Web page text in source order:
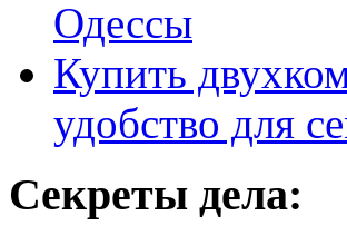
Одессы
Купить
удобство для
Секреты дела: